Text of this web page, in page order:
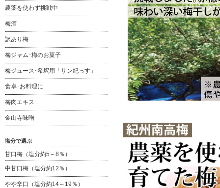
農薬を使わず挑戦中
梅酒
訳あり梅
梅ジャム･梅のお菓子
梅ジュース･希釈用「サン紀っす」
食卓･お料理に
梅肉エキス
金山寺味噌
塩分で選ぶ
甘口梅（塩分約5～8％）
中甘口梅（塩分約12％）
やや辛口（塩分約14～19％）